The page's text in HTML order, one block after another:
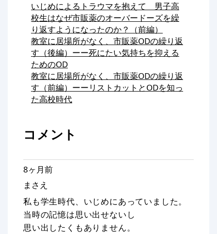
いじめによるトラウマを抱えて 男子高
校生はなぜ市販薬のオーバードーズを繰
り返すようになったのか？（前編）
教室に居場所がなく、市販薬ODの繰り返
す（後編）ーー死にたい気持ちを抑える
ためのOD
教室に居場所がなく、市販薬ODの繰り返
す（前編）ーーリストカットとODを知っ
た高校時代
コメント
8ヶ月前
まさえ
私も学生時代、いじめにあっていました。
当時の記憶は思い出せないし
思い出したくもありません。